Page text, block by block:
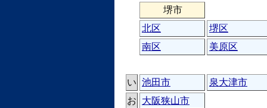
堺市
北区
堺区
南区
美原区
い 池田市
泉大津市
お 大阪狭山市